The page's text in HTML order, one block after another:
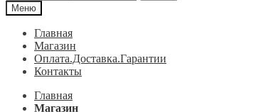
Меню
Главная
Магазин
Оплата.Доставка.Гарантии
Контакты
Главная
Магазин